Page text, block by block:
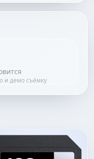
и демо съёмку